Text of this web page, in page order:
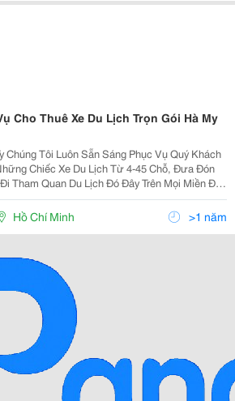
Cho Thuê Xe Du Lịch Trọn Gói Hà My
Chúng Tôi Luôn Sẵn Sáng Phục Vụ Quý Khách
Chiếc Xe Du Lịch Từ 4-45 Chỗ, Đưa Đón
Tham Quan Du Lịch Đó Đây Trên Mọi Miền Đất
Nam , Quý Khách Có Nhu Cầu Thuê Xe Hãy
Công Ty Chúng Tôi Chúng Tôi Sẽ Làm Hài Lòn
Hồ Chí Minh >1 năm